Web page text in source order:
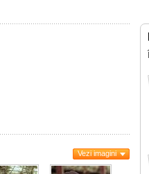
Vezi imagini